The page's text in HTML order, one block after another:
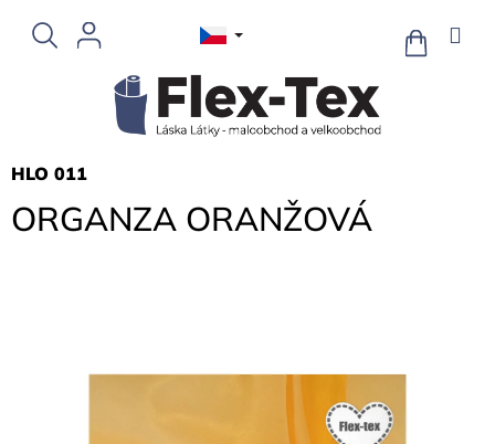
obsah
NÁKUPNÍ
KOŠÍK
ORGANZA ORANŽOVÁ
HLO 011